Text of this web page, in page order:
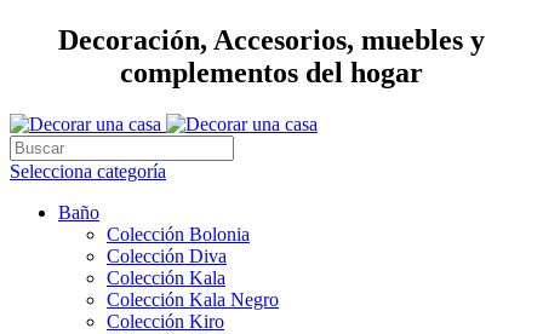
Decoración, Accesorios, muebles y
complementos del hogar
Selecciona categoría
Baño
Colección Bolonia
Colección Diva
Colección Kala
Colección Kala Negro
Colección Kiro